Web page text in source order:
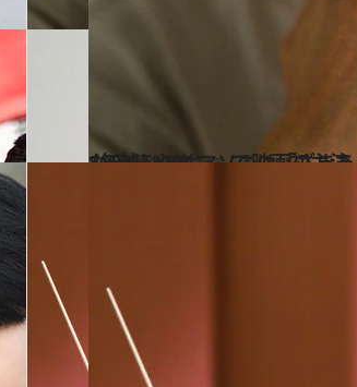
2023.11.3
8年越しのサマソニは「ざまあみろ」 「MOROHA」のアフロが『さよなら ほやマン』で映画初主演
カルチャー